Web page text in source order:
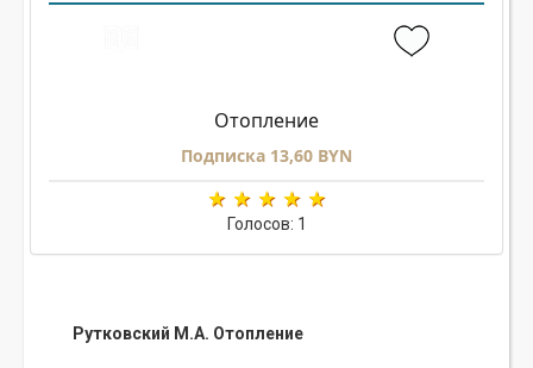
Отопление
Подписка 13,60 BYN
Голосов: 1
Рутковский М.А. Отопление